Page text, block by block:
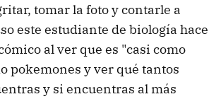
tomar la foto y contarle a
este estudiante de biología hace
al ver que es "casi como
pokemones y ver qué tantos
y si encuentras al más